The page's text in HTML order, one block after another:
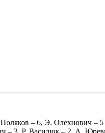
– 6, Э. Олехнович – 5
– 3, Р. Василюк – 2, А.